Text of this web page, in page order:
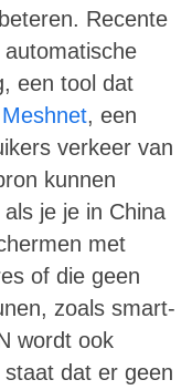
Recente
een tool dat
Meshnet, een
verkeer van
kunnen
je je in China
met
of die geen
zoals smart-
wordt ook
dat er geen